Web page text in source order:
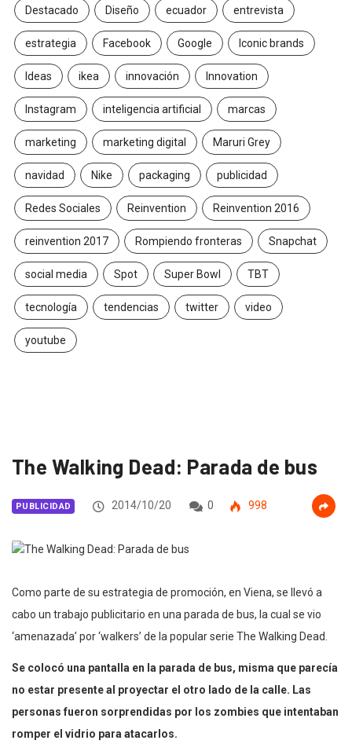
Destacado Diseño ecuador entrevista
estrategia Facebook Google Iconic brands
Ideas ikea innovación Innovation
Instagram inteligencia artificial marcas
marketing marketing digital Maruri Grey
navidad Nike packaging publicidad
Redes Sociales Reinvention Reinvention 2016
reinvention 2017 Rompiendo fronteras Snapchat
social media Spot Super Bowl TBT
tecnología tendencias twitter video
youtube
The Walking Dead: Parada de bus
PUBLICIDAD 2014/10/20 0 998
Como parte de su estrategia de promoción, en Viena, se llevó a
cabo un trabajo publicitario en una parada de bus, la cual se vio
‘amenazada’ por ‘walkers’ de la popular serie The Walking Dead.
Se colocó una pantalla en la parada de bus, misma que parecía
no estar presente al proyectar el otro lado de la calle. Las
personas fueron sorprendidas por los zombies que intentaban
romper el vidrio para atacarlos.